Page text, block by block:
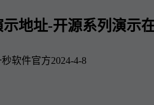
示地址-开源系列演示
秒软件官方2024-4-8